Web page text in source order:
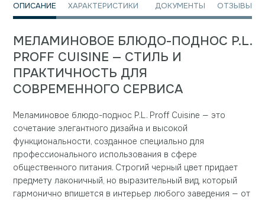
ОПИСАНИЕ ХАРАКТЕРИСТИКИ ДОКУМЕНТЫ ОТЗЫВЫ
МЕЛАМИНОВОЕ БЛЮДО-ПОДНОС P.L.
PROFF CUISINE — СТИЛЬ И
ПРАКТИЧНОСТЬ ДЛЯ
СОВРЕМЕННОГО СЕРВИСА
Меламиновое блюдо-поднос P.L. Proff Cuisine — это
сочетание элегантного дизайна и высокой
функциональности, созданное специально для
профессионального использования в сфере
общественного питания. Строгий черный цвет придает
предмету лаконичный, но выразительный вид, который
гармонично впишется в интерьер любого заведения — от